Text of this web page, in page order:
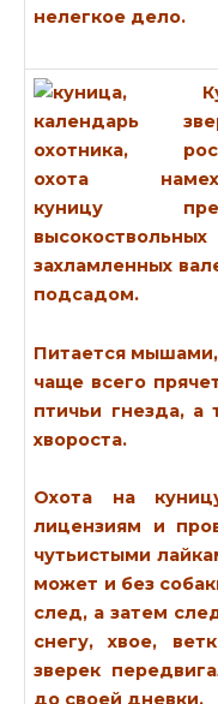
нелегкое дело.
захламленных
подсадом.
Питается
чаще всего
птичьи гнезда,
хвороста.
Охота на
лицензиям и
чутьистыми
может и без
след, а затем
снегу, хвое,
зверек
до своей дневки.